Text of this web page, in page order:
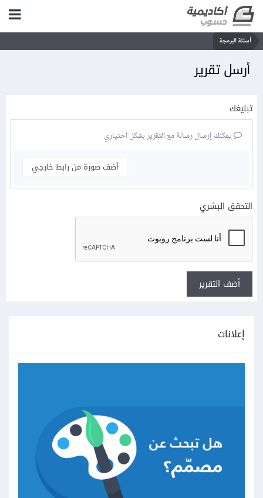
أسئلة البرمجة
أرسل تقرير
تبليغك
يمكنك إرسال رسالة مع التقرير بشكل اختياري
أضف صورة من رابط خارجي
التحقق البشري
أضف التقرير
إعلانات